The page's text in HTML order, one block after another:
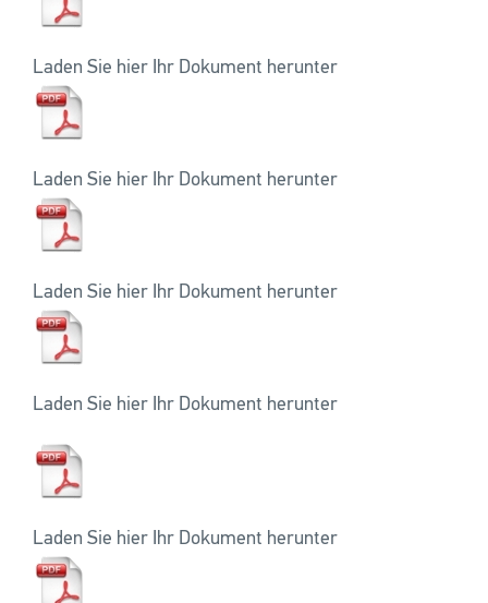
Laden Sie hier Ihr Dokument herunter
Laden Sie hier Ihr Dokument herunter
Laden Sie hier Ihr Dokument herunter
Laden Sie hier Ihr Dokument herunter
Laden Sie hier Ihr Dokument herunter